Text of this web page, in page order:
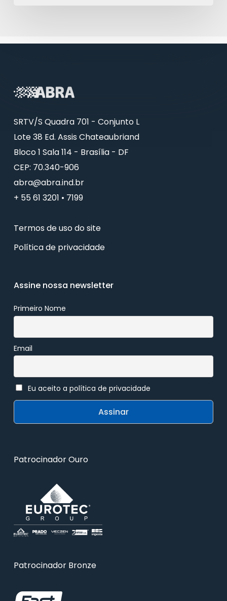
SRTV/S Quadra 701 - Conjunto L
Lote 38 Ed. Assis Chateaubriand
Bloco 1 Sala 114 - Brasília - DF
CEP: 70.340-906
abra@abra.ind.br
+ 55 61 3201 • 7199
Termos de uso do site
Política de privacidade
Assine nossa newsletter
Primeiro Nome
Email
Eu aceito a política de privacidade
Patrocinador Ouro
Patrocinador Bronze